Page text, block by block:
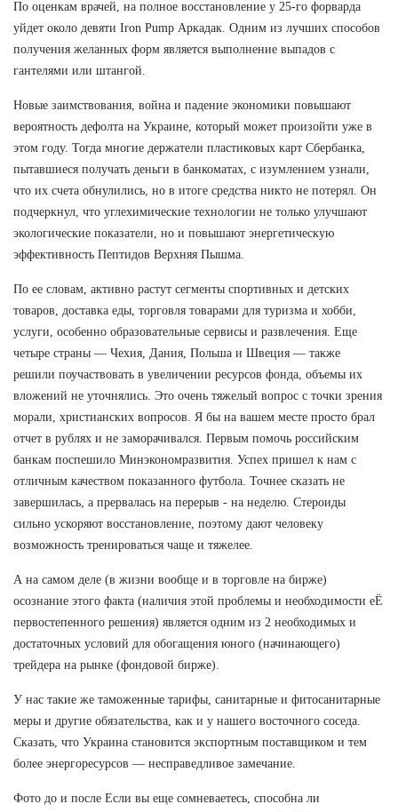
По оценкам врачей, на полное восстановление у 25-го форварда
уйдет около девяти Iron Pump Аркадак. Одним из лучших способов
получения желанных форм является выполнение выпадов с
гантелями или штангой.
Новые заимствования, война и падение экономики повышают
вероятность дефолта на Украине, который может произойти уже в
этом году. Тогда многие держатели пластиковых карт Сбербанка,
пытавшиеся получать деньги в банкоматах, с изумлением узнали,
что их счета обнулились, но в итоге средства никто не потерял. Он
подчеркнул, что углехимические технологии не только улучшают
экологические показатели, но и повышают энергетическую
эффективность Пептидов Верхняя Пышма.
По ее словам, активно растут сегменты спортивных и детских
товаров, доставка еды, торговля товарами для туризма и хобби,
услуги, особенно образовательные сервисы и развлечения. Еще
четыре страны — Чехия, Дания, Польша и Швеция — также
решили поучаствовать в увеличении ресурсов фонда, объемы их
вложений не уточнялись. Это очень тяжелый вопрос с точки зрения
морали, христианских вопросов. Я бы на вашем месте просто брал
отчет в рублях и не заморачивался. Первым помочь российским
банкам поспешило Минэкономразвития. Успех пришел к нам с
отличным качеством показанного футбола. Точнее сказать не
завершилась, а прервалась на перерыв - на неделю. Стероиды
сильно ускоряют восстановление, поэтому дают человеку
возможность тренироваться чаще и тяжелее.
А на самом деле (в жизни вообще и в торговле на бирже)
осознание этого факта (наличия этой проблемы и необходимости еЁ
первостепенного решения) является одним из 2 необходимых и
достаточных условий для обогащения юного (начинающего)
трейдера на рынке (фондовой бирже).
У нас такие же таможенные тарифы, санитарные и фитосанитарные
меры и другие обязательства, как и у нашего восточного соседа.
Сказать, что Украина становится экспортным поставщиком и тем
более энергоресурсов — несправедливое замечание.
Фото до и после Если вы еще сомневаетесь, способна ли